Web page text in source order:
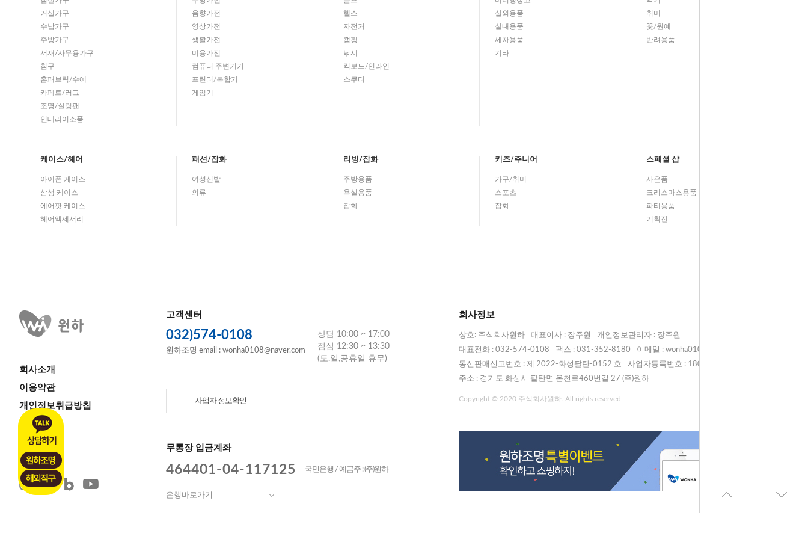
거실가구
수납가구
주방가구
서재/사무용가구
침구
홈패브릭/수예
카페트/러그
조명/실링팬
인테리어소품
음향가전
영상가전
생활가전
미용가전
컴퓨터 주변기기
프린터/복합기
게임기
헬스
자전거
캠핑
낚시
킥보드/인라인
스쿠터
실외용품
실내용품
세차용품
기타
취미
꽃/원예
반려용품
케이스/헤어
아이폰 케이스
삼성 케이스
에어팟 케이스
헤어액세서리
패션/잡화
여성신발
의류
리빙/잡화
주방용품
욕실용품
잡화
키즈/주니어
가구/취미
스포츠
잡화
스페셜 샵
사은품
크리스마스용품
파티용품
기획전
회사소개
이용약관
개인정보취급방침
이용안내
고객센터
고객센터
032)574-0108
원하조명 email : wonha0108@naver.com
상담 10:00 ~ 17:00
점심 12:30 ~ 13:30
(토.일,공휴일 휴무)
사업자 정보확인
무통장 입금계좌
464401-04-117125 국민은행 / 예금주 : (주)원하
회사정보
상호: 주식회사원하 대표이사 : 장주원
개인정보관리자 : 장주원
대표전화 : 032-574-0108
팩스 : 031-352-8180
이메일 : wonha0108@naver.com
통신판매신고번호 : 제 2022-화성팔탄-0152 호
사업자등록번호 : 180-81-00998
주소 : 경기도 화성시 팔탄면 온천로460번길 27 (주)원하
Copyright © 2020 주식회사원하. All rights reserved.